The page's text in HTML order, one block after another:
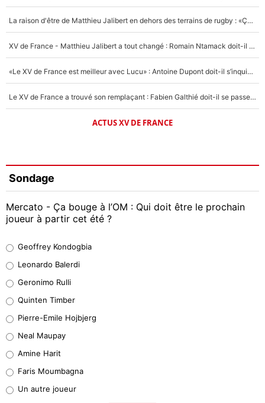
La raison d'être de Matthieu Jalibert en dehors des terrains de rugby : «Ça m'atteint autant que si tu touches à un membre de ma famille»
XV de France - Matthieu Jalibert a tout changé : Romain Ntamack doit-il s’inquiéter pour sa place à un an de la Coupe du monde ?
«Le XV de France est meilleur avec Lucu» : Antoine Dupont doit-il s’inquiéter pour sa place ?
Le XV de France a trouvé son remplaçant : Fabien Galthié doit-il se passer d'Antoine Dupont ?
ACTUS XV DE FRANCE
Sondage
Mercato - Ça bouge à l’OM : Qui doit être le prochain
joueur à partir cet été ?
38%
32%
5%
1%
9%
Geoffrey Kondogbia
Leonardo Balerdi
Geronimo Rulli
Quinten Timber
Pierre-Emile Hojbjerg
Neal Maupay
Amine Harit
Faris Moumbagna
Un autre joueur